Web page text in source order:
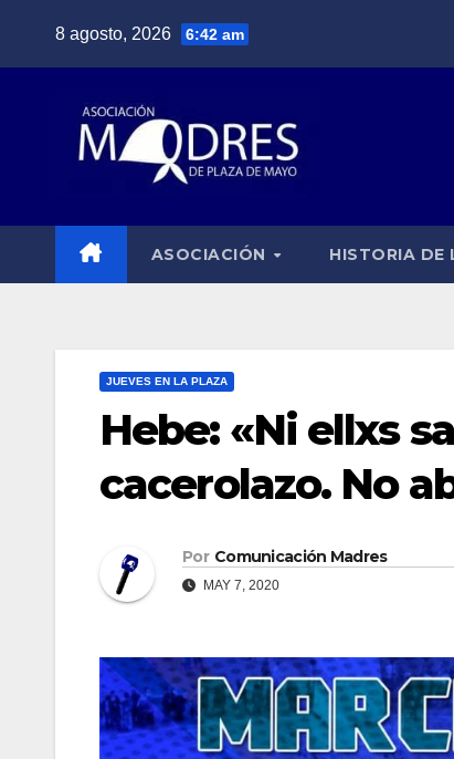
8 agosto, 2026 6:42 am
ASOCIACIÓN HISTORIA DE
JUEVES EN LA PLAZA
Hebe: «Ni ellxs
cacerolazo. No
Por Comunicación Madres
MAY 7, 2020